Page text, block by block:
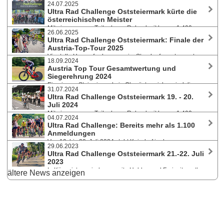
24.07.2025
Ultra Rad Challenge Oststeiermark kürte die
österreichischen Meister
Mit einem neuen Teilnehmer-Rekord mit knapp 1.400
Starter:innen ging von 18. bis 19. Juli 2025 in Kaindorf bei Hartberg die
URC über die Bühne. In der 24h-Kategorie gewannen Bernhard
Lebesmühlbacher und Cornelia Schlosser die Meistertitel im
Ultrabewerb Solo.
26.06.2025
Ultra Rad Challenge Oststeiermark: Finale der
Austria-Top-Tour 2025
Vier tolle Herausforderungen im Stundenformat erwarten
die Teilnehmer:innen am 18. und 19. Juli 2025 beim größten
Radsportevent der Steiermark mit bereits mehr als 1.000 Anmeldungen.
Nach den Austria-Top-Tour Rennen im Juni gibt es einen
Zwischenstand.
18.09.2024
Austria Top Tour Gesamtwertung und
Siegerehrung 2024
Eine junge Steirerin und ein Oberösterreicher sind die
Gesamtsieger der Austria Top Tour, der größten Marathonserie
Österreichs. Denise Zöhrer aus Passail und Johannes Hufnagl aus
Altmünster konnten sich mit beständigen Leistungen erstmals
durchsetzen.
31.07.2024
Ultra Rad Challenge Oststeiermark 19. - 20.
Juli 2024
Mit einem neuen Teilnehmer-Rekord mit knapp 1.400
Starter:innenn ging die Ultra Rad Challenge 2024 in Kaindorf bei
Hartberg zu Ende. Die Leistungen der Athletinnen und Athleten waren
wieder atemberaubend. Nächste Austragung 18. - 19. Juli 2025.
04.07.2024
Ultra Rad Challenge: Bereits mehr als 1.100
Anmeldungen
Von 19. bis 20. Juli 2024 steht Kaindorf in der
Oststeiermark wieder ganz im Zeichen des Radsports. Hobby- und
Freizeitsportler können sich auf dem Rundkurs über 24, 12, 6 oder 3
Stunden messen, in Einzel- und Teamkategorien.
29.06.2023
Ultra Rad Challenge Oststeiermark 21.-22. Juli
2023
In Kürze ist es wieder soweit - Hobby- und Freizeitsportler
können sich auf dem Rundkurs mit Start und Ziel in Kaindorf bei
ältere News anzeigen